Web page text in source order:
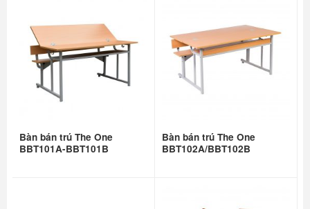
Bàn bán trú The One
BBT101A-BBT101B
Bàn bán trú The One
BBT102A/BBT102B